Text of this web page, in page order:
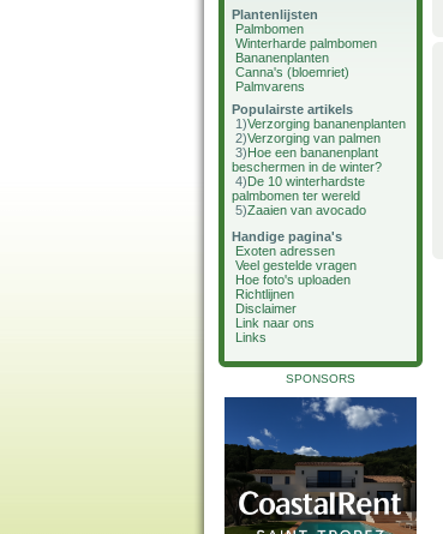
Plantenlijsten
Palmbomen
Winterharde palmbomen
Bananenplanten
Canna's (bloemriet)
Palmvarens
Populairste artikels
1)Verzorging bananenplanten
2)Verzorging van palmen
3)Hoe een bananenplant
beschermen in de winter?
4)De 10 winterhardste
palmbomen ter wereld
5)Zaaien van avocado
Handige pagina's
Exoten adressen
Veel gestelde vragen
Hoe foto's uploaden
Richtlijnen
Disclaimer
Link naar ons
Links
SPONSORS